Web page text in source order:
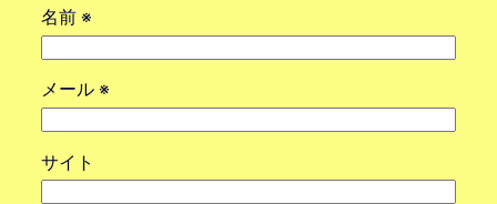
名前 ※
メール ※
サイト